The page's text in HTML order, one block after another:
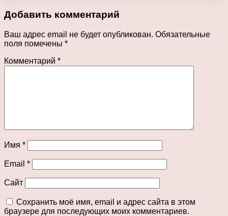
Добавить комментарий
Ваш адрес email не будет опубликован. Обязательные
поля помечены *
Комментарий *
Имя *
Email *
Сайт
Сохранить моё имя, email и адрес сайта в этом
браузере для последующих моих комментариев.